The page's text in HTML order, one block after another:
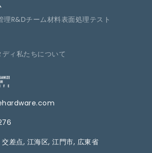
理R&Dチーム材料表面処理テスト
ィ 私たちについて
差点, 江海区, 江門市, 広東省